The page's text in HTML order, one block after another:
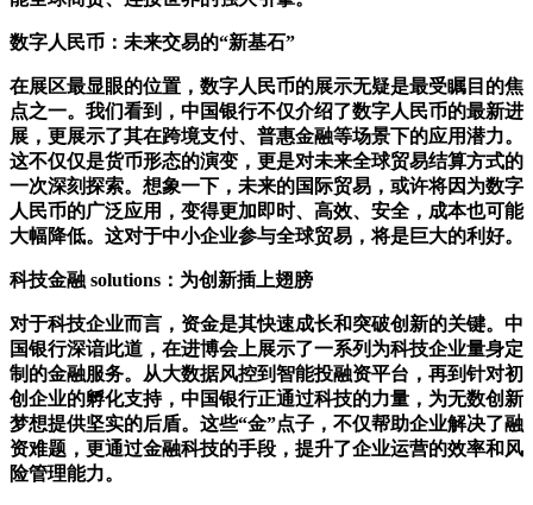
数字人民币：未来交易的“新基石”
在展区最显眼的位置，数字人民币的展示无疑是最受瞩目的焦
点之一。我们看到，中国银行不仅介绍了数字人民币的最新进
展，更展示了其在跨境支付、普惠金融等场景下的应用潜力。
这不仅仅是货币形态的演变，更是对未来全球贸易结算方式的
一次深刻探索。想象一下，未来的国际贸易，或许将因为数字
人民币的广泛应用，变得更加即时、高效、安全，成本也可能
大幅降低。这对于中小企业参与全球贸易，将是巨大的利好。
科技金融 solutions：为创新插上翅膀
对于科技企业而言，资金是其快速成长和突破创新的关键。中
国银行深谙此道，在进博会上展示了一系列为科技企业量身定
制的金融服务。从大数据风控到智能投融资平台，再到针对初
创企业的孵化支持，中国银行正通过科技的力量，为无数创新
梦想提供坚实的后盾。这些“金”点子，不仅帮助企业解决了融
资难题，更通过金融科技的手段，提升了企业运营的效率和风
险管理能力。